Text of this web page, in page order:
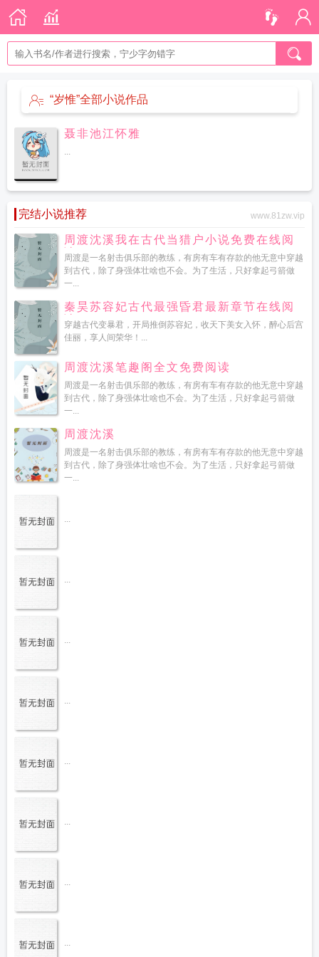
“岁惟”全部小说作品
聂非池江怀雅
...
完结小说推荐 www.81zw.vip
周渡沈溪我在古代当猎户小说免费在线阅
读
周渡是一名射击俱乐部的教练，有房有车有存款的他无意中穿越
到古代，除了身强体壮啥也不会。为了生活，只好拿起弓箭做
一...
秦昊苏容妃古代最强昏君最新章节在线阅
读
穿越古代变暴君，开局推倒苏容妃，收天下美女入怀，醉心后宫
佳丽，享人间荣华！...
周渡沈溪笔趣阁全文免费阅读
周渡是一名射击俱乐部的教练，有房有车有存款的他无意中穿越
到古代，除了身强体壮啥也不会。为了生活，只好拿起弓箭做
一...
周渡沈溪
周渡是一名射击俱乐部的教练，有房有车有存款的他无意中穿越
到古代，除了身强体壮啥也不会。为了生活，只好拿起弓箭做
一...
...
...
...
...
...
...
...
...